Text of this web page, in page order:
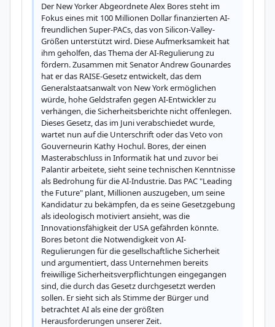
Der New Yorker Abgeordnete Alex Bores steht im
Fokus eines mit 100 Millionen Dollar finanzierten AI-
freundlichen Super-PACs, das von Silicon-Valley-
Größen unterstützt wird. Diese Aufmerksamkeit hat
ihm geholfen, das Thema der AI-Regulierung zu
fördern. Zusammen mit Senator Andrew Gounardes
hat er das RAISE-Gesetz entwickelt, das dem
Generalstaatsanwalt von New York ermöglichen
würde, hohe Geldstrafen gegen AI-Entwickler zu
verhängen, die Sicherheitsberichte nicht offenlegen.
Dieses Gesetz, das im Juni verabschiedet wurde,
wartet nun auf die Unterschrift oder das Veto von
Gouverneurin Kathy Hochul. Bores, der einen
Masterabschluss in Informatik hat und zuvor bei
Palantir arbeitete, sieht seine technischen Kenntnisse
als Bedrohung für die AI-Industrie. Das PAC "Leading
the Future" plant, Millionen auszugeben, um seine
Kandidatur zu bekämpfen, da es seine Gesetzgebung
als ideologisch motiviert ansieht, was die
Innovationsfähigkeit der USA gefährden könnte.
Bores betont die Notwendigkeit von AI-
Regulierungen für die gesellschaftliche Sicherheit
und argumentiert, dass Unternehmen bereits
freiwillige Sicherheitsverpflichtungen eingegangen
sind, die durch das Gesetz durchgesetzt werden
sollen. Er sieht sich als Stimme der Bürger und
betrachtet AI als eine der größten
Herausforderungen unserer Zeit.